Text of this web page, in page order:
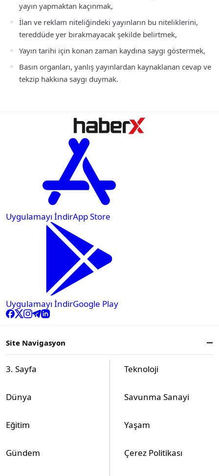
yayın yapmaktan kaçınmak,
İlan ve reklam niteliğindeki yayınların bu niteliklerini,
tereddüde yer bırakmayacak şekilde belirtmek,
Yayın tarihi için konan zaman kaydına saygı göstermek,
Basın organları, yanlış yayınlardan kaynaklanan cevap ve
tekzip hakkına saygı duymak.
Uygulamayı İndirApp Store
Uygulamayı İndirGoogle Play
Site Navigasyon
3. Sayfa
Dünya
Eğitim
Gündem
Teknoloji
Savunma Sanayi
Yaşam
Çerez Politikası